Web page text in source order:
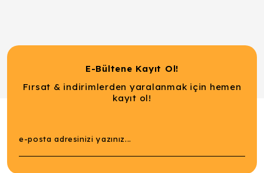
E-Bültene Kayıt Ol!
Fırsat & indirimlerden yaralanmak için hemen
kayıt ol!